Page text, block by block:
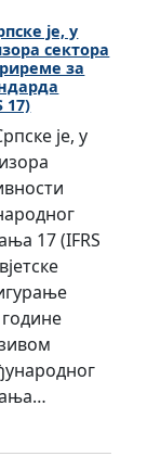
је, у
сектора
за
17)
је, у
17 (IFRS